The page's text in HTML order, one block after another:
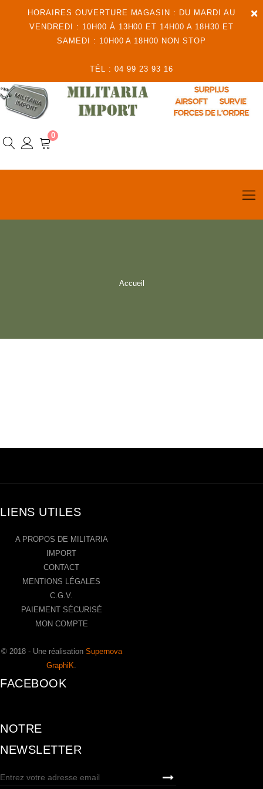
×
HORAIRES OUVERTURE MAGASIN : DU MARDI AU
VENDREDI : 10H00 À 13H00 ET 14H00 A 18H30 ET
SAMEDI : 10H00 A 18H00 NON STOP
TÉL : 04 99 23 93 16
0
Accueil
LIENS UTILES
A PROPOS DE MILITARIA
IMPORT
CONTACT
MENTIONS LÉGALES
C.G.V.
PAIEMENT SÉCURISÉ
MON COMPTE
© 2018 - Une réalisation Supernova
GraphiK
FACEBOOK
NOTRE
NEWSLETTER